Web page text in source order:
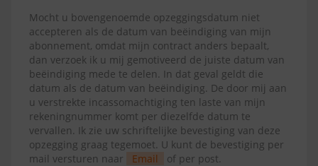
Mocht u bovengenoemde opzeggingsdatum niet
accepteren als de datum van beëindiging van mijn
abonnement, omdat mijn contract anders bepaalt,
dan verzoek ik u mij gemotiveerd de juiste datum van
beëindiging mede te delen. In dat geval geldt die
datum als de datum van beëindiging. De door mij aan
u verstrekte incassomachtiging ten laste van mijn
rekeningnummer komt per diezelfde datum te
vervallen. Ik zie uw schriftelijke bevestiging van deze
opzegging graag tegemoet. U kunt de bevestiging per
mail versturen naar
Email of per post.